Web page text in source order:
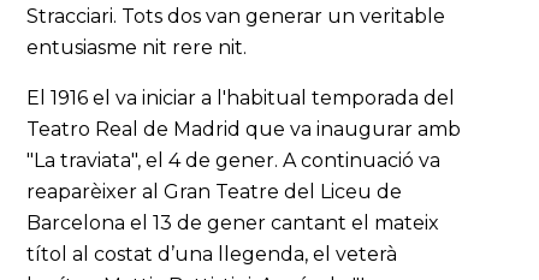
Stracciari. Tots dos van generar un veritable
entusiasme nit rere nit.
El 1916 el va iniciar a l'habitual temporada del
Teatro Real de Madrid que va inaugurar amb
"La traviata", el 4 de gener. A continuació va
reaparèixer al Gran Teatre del Liceu de
Barcelona el 13 de gener cantant el mateix
títol al costat d’una llegenda, el veterà